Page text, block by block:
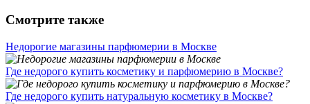
Смотрите также
Недорогие магазины парфюмерии в Москве
Где недорого купить косметику и парфюмерию в Москве?
Где недорого купить натуральную косметику в Москве?